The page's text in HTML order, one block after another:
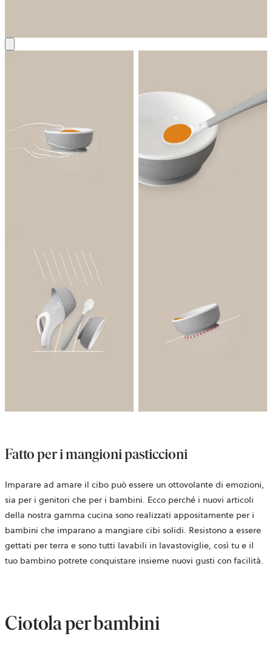
Fatto per i mangioni pasticcioni
Imparare ad amare il cibo può essere un ottovolante di emozioni,
sia per i genitori che per i bambini. Ecco perché i nuovi articoli
della nostra gamma cucina sono realizzati appositamente per i
bambini che imparano a mangiare cibi solidi. Resistono a essere
gettati per terra e sono tutti lavabili in lavastoviglie, così tu e il
tuo bambino potrete conquistare insieme nuovi gusti con facilità.
Ciotola per bambini